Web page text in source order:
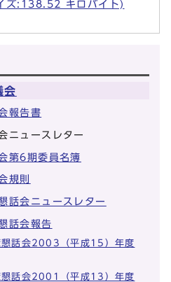
:138.52 キロバイト)
会
報告書
ニュースレター
第6期委員名簿
規則
話会ニュースレター
話会報告
懇話会2003（平成15）年度
懇話会2001（平成13）年度